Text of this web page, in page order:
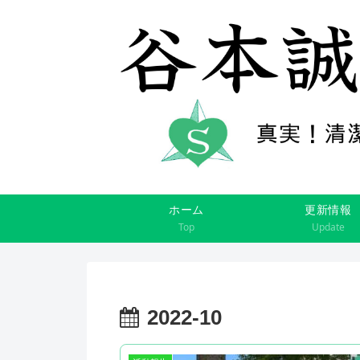
ホーム
Top
更新情報
Update
2022-10